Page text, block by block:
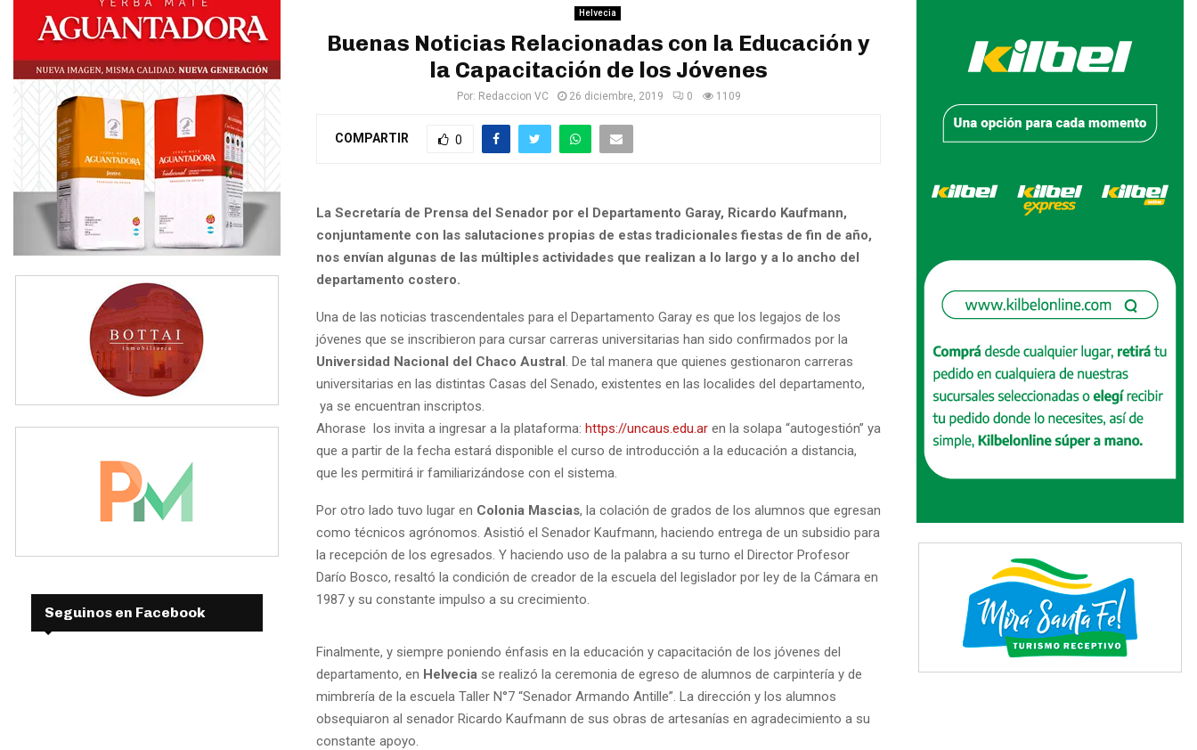
Helvecia
Buenas Noticias Relacionadas con la Educación y
la Capacitación de los Jóvenes
Por: Redaccion VC 26 diciembre, 2019 0 1109
COMPARTIR 0
La Secretaría de Prensa del Senador por el Departamento Garay, Ricardo Kaufmann,
conjuntamente con las salutaciones propias de estas tradicionales fiestas de fin de año,
nos envían algunas de las múltiples actividades que realizan a lo largo y a lo ancho del
departamento costero.
Una de las noticias trascendentales para el Departamento Garay es que los legajos de los
jóvenes que se inscribieron para cursar carreras universitarias han sido confirmados por la
Universidad Nacional del Chaco Austral . De tal manera que quienes gestionaron carreras
universitarias en las distintas Casas del Senado, existentes en las localides del departamento,
ya se encuentran inscriptos.
Ahorase los invita a ingresar a la plataforma: https://uncaus.edu.ar en la solapa “autogestión” ya
que a partir de la fecha estará disponible el curso de introducción a la educación a distancia,
que les permitirá ir familiarizándose con el sistema.
Por otro lado tuvo lugar en Colonia Mascias, la colación de grados de los alumnos que egresan
como técnicos agrónomos. Asistió el Senador Kaufmann, haciendo entrega de un subsidio para
la recepción de los egresados. Y haciendo uso de la palabra a su turno el Director Profesor
Darío Bosco, resaltó la condición de creador de la escuela del legislador por ley de la Cámara en
1987 y su constante impulso a su crecimiento.
Finalmente, y siempre poniendo énfasis en la educación y capacitación de los jóvenes del
departamento, en Helvecia se realizó la ceremonia de egreso de alumnos de carpintería y de
mimbrería de la escuela Taller N°7 “Senador Armando Antille”. La dirección y los alumnos
obsequiaron al senador Ricardo Kaufmann de sus obras de artesanías en agradecimiento a su
constante apoyo.
Seguinos en Facebook